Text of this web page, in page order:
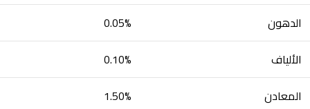
الدهون
0.05%
الألياف
0.10%
المعادن
1.50%